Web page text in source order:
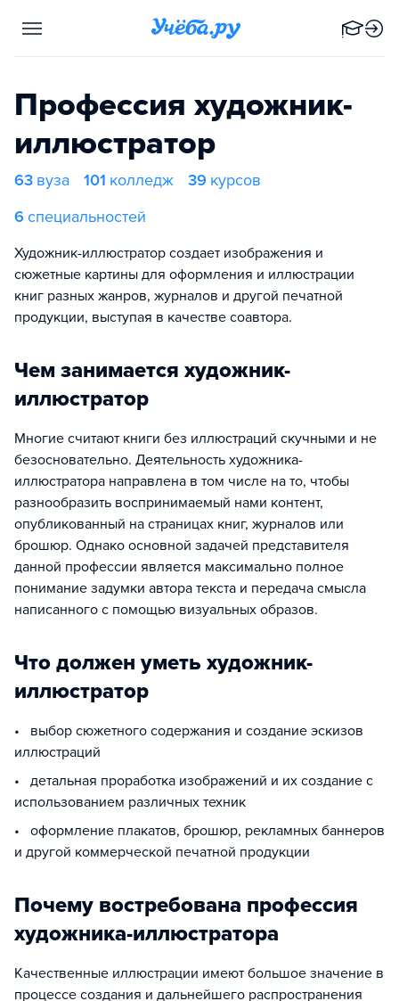
Профессия художник-
иллюстратор
63 вуза 101 колледж 39 курсов
6 специальностей
Художник-иллюстратор создает изображения и
сюжетные картины для оформления и иллюстрации
книг разных жанров, журналов и другой печатной
продукции, выступая в качестве соавтора.
Чем занимается художник-
иллюстратор
Многие считают книги без иллюстраций скучными и не
безосновательно. Деятельность художника-
иллюстратора направлена в том числе на то, чтобы
разнообразить воспринимаемый нами контент,
опубликованный на страницах книг, журналов или
брошюр. Однако основной задачей представителя
данной профессии является максимально полное
понимание задумки автора текста и передача смысла
написанного с помощью визуальных образов.
Что должен уметь художник-
иллюстратор
• выбор сюжетного содержания и создание эскизов
иллюстраций
• детальная проработка изображений и их создание с
использованием различных техник
• оформление плакатов, брошюр, рекламных баннеров
и другой коммерческой печатной продукции
Почему востребована профессия
художника-иллюстратора
Качественные иллюстрации имеют большое значение в
процессе создания и дальнейшего распространения